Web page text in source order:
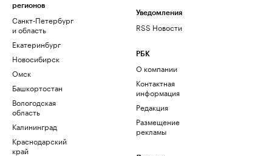
регионов
Санкт-Петербург
и область
Екатеринбург
Новосибирск
Омск
Башкортостан
Вологодская
область
Калининград
Краснодарский
край
Уведомления
RSS Новости
РБК
О компании
Контактная
информация
Редакция
Размещение
рекламы